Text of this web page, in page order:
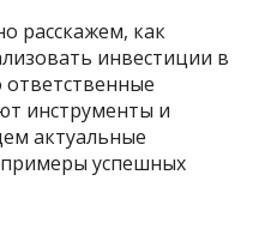
расскажем, как
инвестиции в
инструменты и
актуальные
примеры успешных